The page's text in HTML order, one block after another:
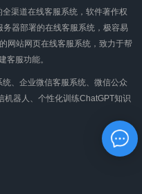
渠道在线客服系统，软件著作权
器部署的在线客服系统，极容易
网站网页在线客服系统，致力于帮
客服功能。
、企业微信客服系统、微信公众
机器人、个性化训练ChatGPT知识